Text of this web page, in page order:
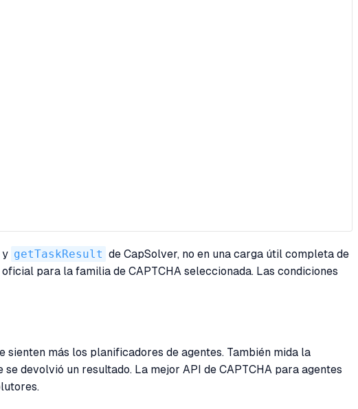
y getTaskResult de CapSolver, no en una carga útil completa de
para la familia de CAPTCHA seleccionada. Las condiciones
más los planificadores de agentes. También mida la
devolvió un resultado. La mejor API de CAPTCHA para agentes